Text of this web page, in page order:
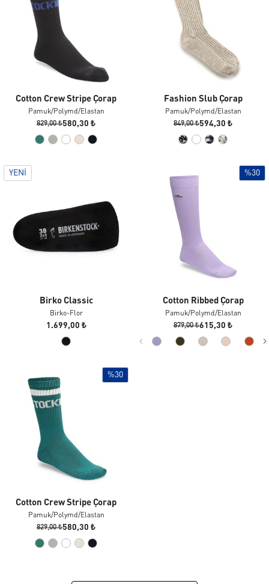
Cotton Crew Stripe Çorap
Pamuk/polymd/elastan
829,00 ₺580,30 ₺
Fashion Slub Çorap
Pamuk/polymd/elastan
849,00 ₺594,30 ₺
YENI
Birko Classic
Birko-Flor
1.699,00 ₺
%30
Cotton Ribbed Çorap
Pamuk/polymd/elastan
879,00 ₺615,30 ₺
%30
Cotton Crew Stripe Çorap
Pamuk/polymd/elastan
829,00 ₺580,30 ₺